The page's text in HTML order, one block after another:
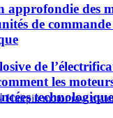
approfondie des
de
de
les